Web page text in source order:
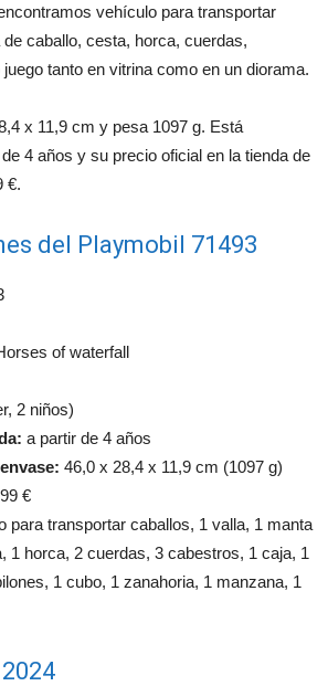
vehículo para transportar
caballo, cesta, horca, cuerdas,
tanto en vitrina como en un diorama.
x 11,9 cm y pesa 1097 g. Está
4 años y su precio oficial en la tienda de
€.
del Playmobil 71493
of waterfall
2 niños)
a partir de 4 años
46,0 x 28,4 x 11,9 cm (1097 g)
€
para transportar caballos, 1 valla, 1 manta
1 horca, 2 cuerdas, 3 cabestros, 1 caja, 1
1 cubo, 1 zanahoria, 1 manzana, 1